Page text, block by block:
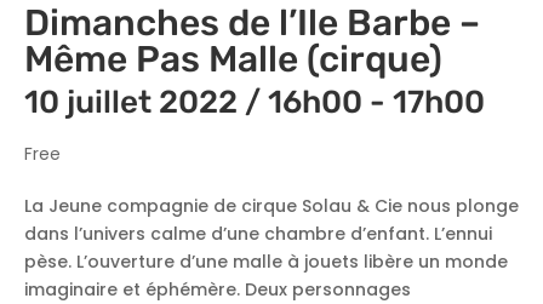
Dimanches de l’Ile Barbe –
Même Pas Malle (cirque)
10 juillet 2022 / 16h00 - 17h00
Free
La Jeune compagnie de cirque Solau & Cie nous plonge
dans l’univers calme d’une chambre d’enfant. L’ennui
pèse. L’ouverture d’une malle à jouets libère un monde
imaginaire et éphémère. Deux personnages